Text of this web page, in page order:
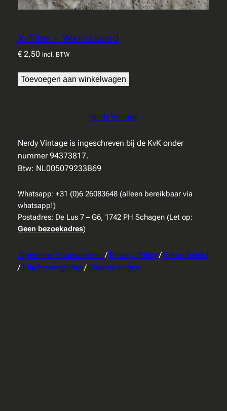
X-Files – Wervelwind
€2,50 incl. BTW
Toevoegen aan winkelwagen
Nerdy Vintage
Nerdy Vintage is ingeschreven bij de KvK onder
nummer 94373817.
Btw: NL005079233B69
Whatsapp: +31 (0)6 26083648 (alleen bereikbaar via
whatsapp!)
Postadres: De Lus 7 – G6, 1742 PH Schagen (Let op:
Geen bezoekadres)
Algemene Voorwaarden / Privacy Policy/ Retourbeleid
/ Klachtenregeling / Beoordelingen